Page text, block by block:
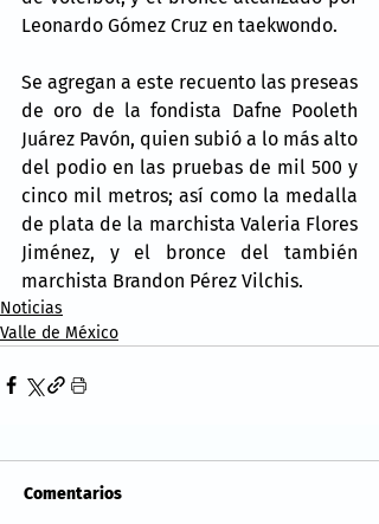
Leonardo Gómez Cruz en taekwondo.
Se agregan a este recuento las preseas
de oro de la fondista Dafne Pooleth
Juárez Pavón, quien subió a lo más alto
del podio en las pruebas de mil 500 y
cinco mil metros; así como la medalla
de plata de la marchista Valeria Flores
Jiménez, y el bronce del también
marchista Brandon Pérez Vilchis.
Noticias
Valle de México
Comentarios